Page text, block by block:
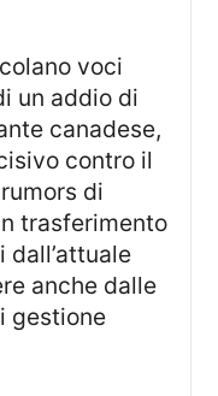
un addio di
canadese,
contro il
di
trasferimento
dall’attuale
anche dalle
gestione